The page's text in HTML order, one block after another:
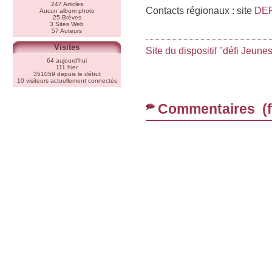
Contacts régionaux : site
Site du dispositif "défi
Commentaires
247 Articles
Aucun album photo
25 Brèves
3 Sites Web
57 Auteurs
Visites
64 aujourd'hui
111 hier
351059 depuis le début
10 visiteurs actuellement connectés